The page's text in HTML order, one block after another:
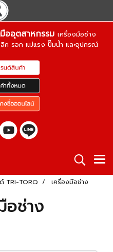
ออุตสาหกรรม เครื่องมือช่าง
ลิค รอก แม่แรง ปั๊มน้ำ และอุปกรณ์
TRI-TORQ เครื่องมือช่าง
อช่าง